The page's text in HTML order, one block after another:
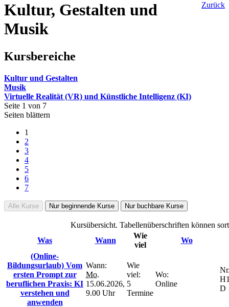
Zurück
Kultur, Gestalten und
Musik
Kursbereiche
Kultur und Gestalten
Musik
Virtuelle Realität (VR) und Künstliche Intelligenz (KI)
Seite 1 von 7
Seiten blättern
1
2
3
4
5
6
7
Alle Kurse Nur beginnende Kurse Nur buchbare Kurse
Kursübersicht. Tabellenüberschriften können
Was
Wann
Wie
viel
Wo
(Online-
Bildungsurlaub) Vom
ersten Prompt zur
beruflichen Praxis: KI
verstehen und
anwenden
Wann:
Mo.
15.06.2026,
9.00 Uhr
Wie
viel:
5
Termine
Wo:
Online
D